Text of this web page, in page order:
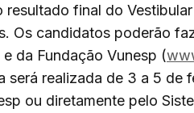
resultado final do
Os candidatos poderão
e da Fundação Vunesp (
será realizada de 3 a 5 de
ou diretamente pelo